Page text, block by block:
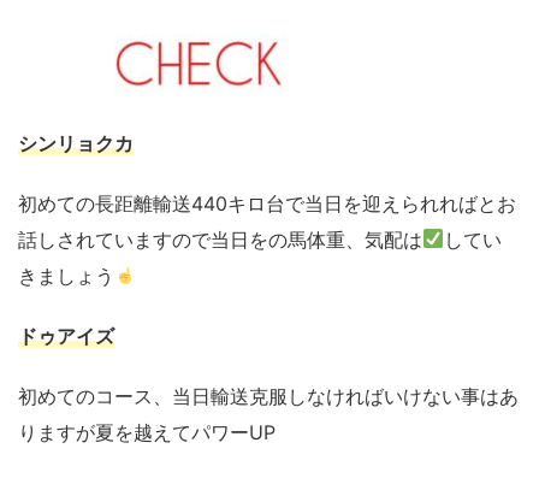
シンリョクカ
初めての長距離輸送440キロ台で当日を迎えられればとお
話しされていますので当日をの馬体重、気配は
してい
きましょう
ドゥアイズ
初めてのコース、当日輸送克服しなければいけない事はあ
りますが夏を越えてパワーUP